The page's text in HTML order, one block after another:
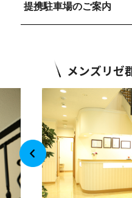
提携駐車場のご案内
メンズリゼ